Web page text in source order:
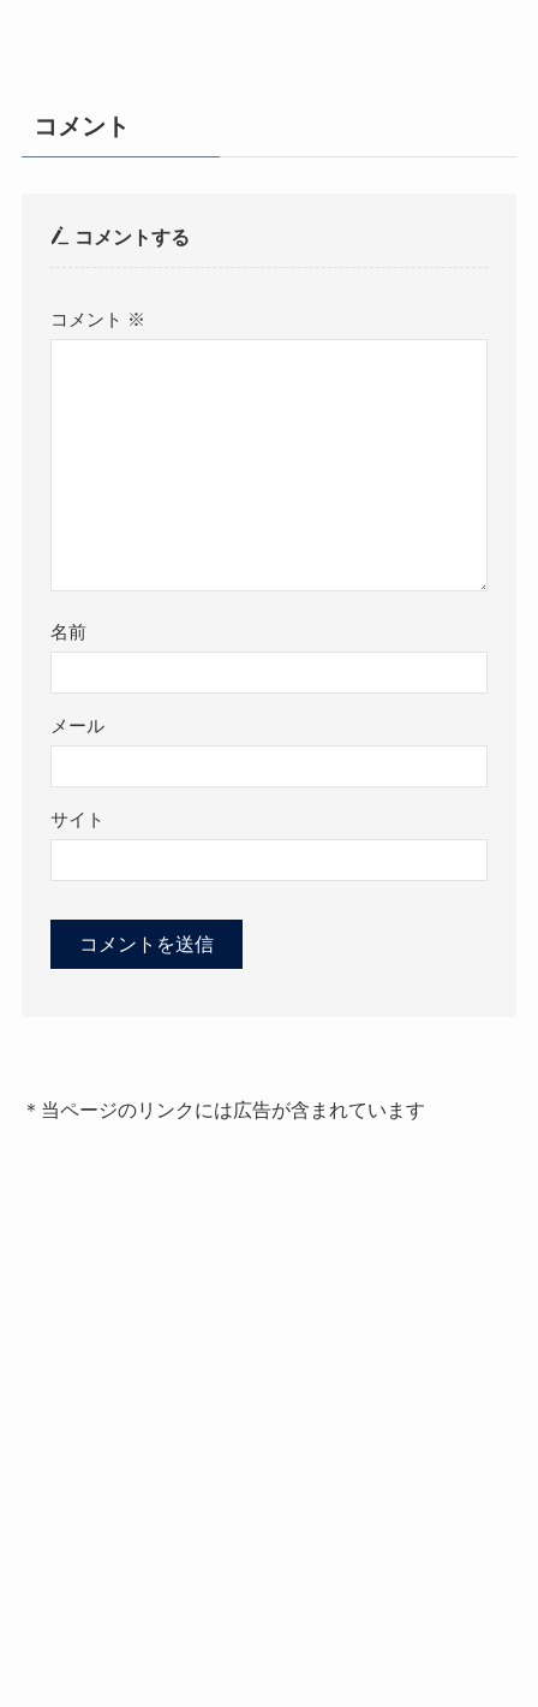
コメント
コメントする
コメント ※
名前
メール
サイト
＊当ページのリンクには広告が含まれています